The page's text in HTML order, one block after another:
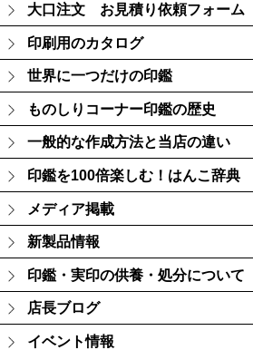
大口注文 お見積り依頼フォーム
印刷用のカタログ
世界に一つだけの印鑑
ものしりコーナー印鑑の歴史
一般的な作成方法と当店の違い
印鑑を100倍楽しむ！はんこ辞典
メディア掲載
新製品情報
印鑑・実印の供養・処分について
店長ブログ
イベント情報